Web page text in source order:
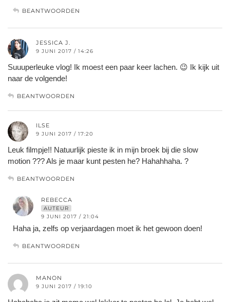
BEANTWOORDEN
JESSICA J.
9 JUNI 2017 / 14:26
Suuuperleuke vlog! Ik moest een paar keer lachen. 😉 Ik kijk uit
naar de volgende!
BEANTWOORDEN
ILSE
9 JUNI 2017 / 17:20
Leuk filmpje!! Natuurlijk pieste ik in mijn broek bij die slow
motion ??? Als je maar kunt pesten he? Hahahhaha. ?
BEANTWOORDEN
REBECCA
AUTEUR
9 JUNI 2017 / 21:04
Haha ja, zelfs op verjaardagen moet ik het gewoon doen!
BEANTWOORDEN
MANON
9 JUNI 2017 / 19:10